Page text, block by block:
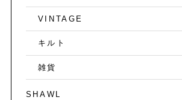
VINTAGE
キルト
雑貨
SHAWL